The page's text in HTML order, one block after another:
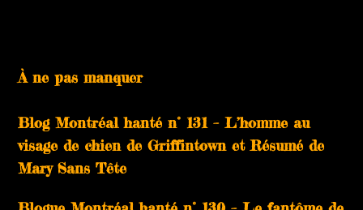
À ne pas manquer
Blog Montréal hanté n° 131 – L’homme au
visage de chien de Griffintown et Résumé de
Mary Sans Tête